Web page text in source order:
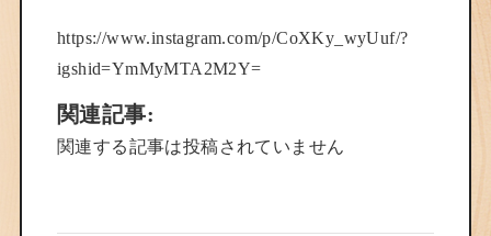
https://www.instagram.com/p/CoXKy_wyUuf/?
igshid=YmMyMTA2M2Y=
関連記事:
関連する記事は投稿されていません